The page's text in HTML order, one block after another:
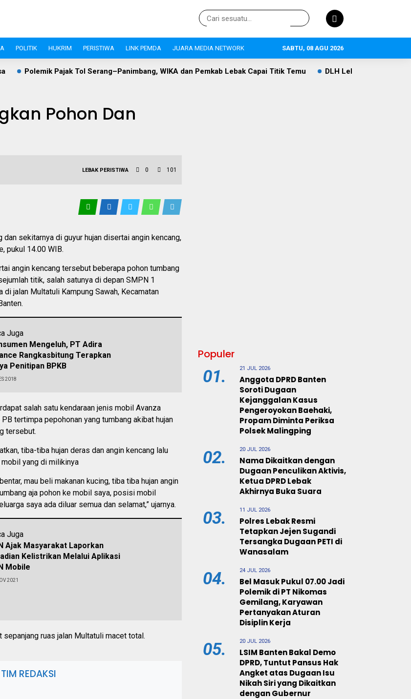
POLITIK HUKRIM PERISTIWA LINK PEMDA JUARA MEDIA NETWORK SABTU, 08 AGU 2026
Tol Serang–Panimbang, WIKA dan Pemkab Lebak Capai Titik Temu DLH Lebak Dorong Perluasan Sekolah
Pohon Dan
LEBAK PERISTIWA 0 101
dan sekitarnya di guyur hujan disertai angin kencang,
pukul 14.00 WIB.
angin kencang tersebut beberapa pohon tumbang
titik, salah satunya di depan SMPN 1
di jalan Multatuli Kampung Sawah, Kecamatan
Juga
Mengeluh, PT Adira
Rangkasbitung Terapkan
Penitipan BPKB
2018
salah satu kendaraan jenis mobil Avanza
tertimpa pepohonan yang tumbang akibat hujan
tersebut.
tiba-tiba hujan deras dan angin kencang lalu
yang di milikinya
mau beli makanan kucing, tiba tiba hujan angin
aja pohon ke mobil saya, posisi mobil
saya ada diluar semua dan selamat,” ujarnya.
Juga
Ajak Masyarakat Laporkan
Kelistrikan Melalui Aplikasi
Mobile
2021
ruas jalan Multatuli macet total.
TIM REDAKSI
Populer
01. 21 JUL 2026
Anggota DPRD Banten
Soroti Dugaan
Kejanggalan Kasus
Pengeroyokan Baehaki,
Propam Diminta Periksa
Polsek Malingping
02. 20 JUL 2026
Nama Dikaitkan dengan
Dugaan Penculikan Aktivis,
Ketua DPRD Lebak
Akhirnya Buka Suara
03. 11 JUL 2026
Polres Lebak Resmi
Tetapkan Jejen Sugandi
Tersangka Dugaan PETI di
Wanasalam
04. 24 JUL 2026
Bel Masuk Pukul 07.00 Jadi
Polemik di PT Nikomas
Gemilang, Karyawan
Pertanyakan Aturan
Disiplin Kerja
05. 20 JUL 2026
LSIM Banten Bakal Demo
DPRD, Tuntut Pansus Hak
Angket atas Dugaan Isu
Nikah Siri yang Dikaitkan
dengan Gubernur